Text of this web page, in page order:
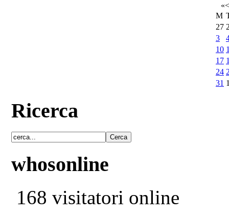
«<
M
27
3
10
17
24
31
Ricerca
whosonline
168 visitatori online